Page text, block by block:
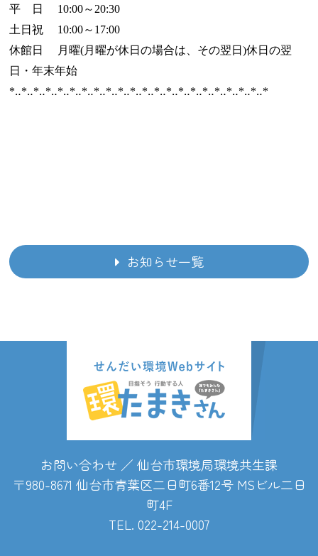
平 日 10:00～20:30
土日祝 10:00～17:00
休館日 月曜(月曜が休日の場合は、その翌日)休日の翌
日・年末年始
*‥*‥*‥*‥*‥*‥*‥*‥*‥*‥*‥*‥*‥*‥*‥*‥*‥*‥*‥*‥*‥*
お知らせ一覧
お問い合わせ ／ 仙台市環境局環境共生課
〒980-8671 仙台市青葉区二日町6番12号 MSビル二日
町4F
TEL. 022-214-0007